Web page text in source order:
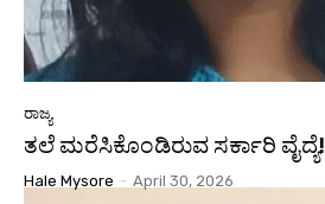
ರಾಜ್ಯ
ತಲೆ ಮರೆಸಿಕೊಂಡಿರುವ ಸರ್ಕಾರಿ ವೈದ್ಯೆ!
Hale Mysore - April 30, 2026